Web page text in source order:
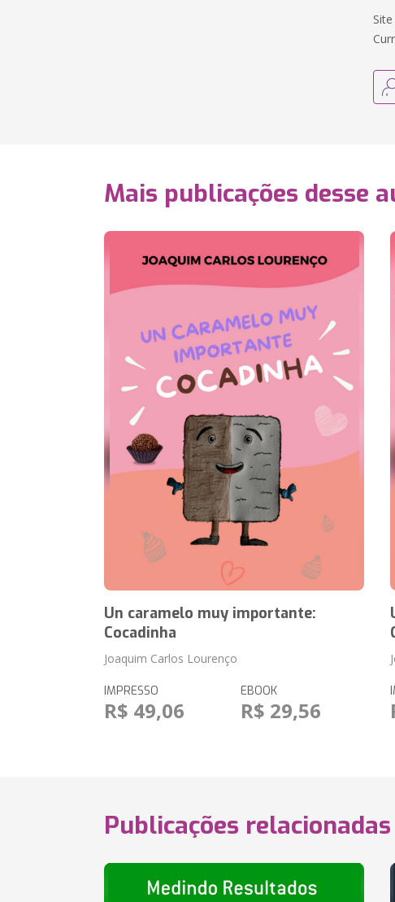
Mais publicações desse
Un caramelo muy importante:
Cocadinha
Joaquim Carlos Lourenço
IMPRESSO
R$ 49,06
EBOOK
R$ 29,56
Publicações relacionadas